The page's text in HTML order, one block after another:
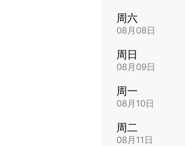
周六
08月08日
周日
08月09日
周一
08月10日
周二
08月11日